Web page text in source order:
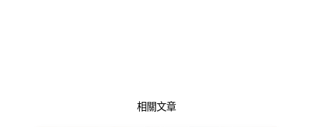
相關文章